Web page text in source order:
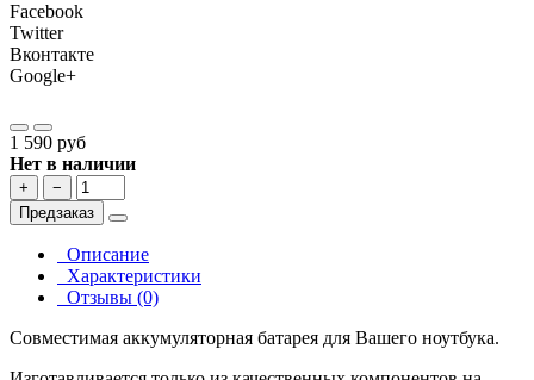
Facebook
Twitter
Вконтакте
Google+
1 590 руб
Нет в наличии
+
−
Предзаказ
Описание
Характеристики
Отзывы (0)
Совместимая аккумуляторная батарея для Вашего ноутбука.